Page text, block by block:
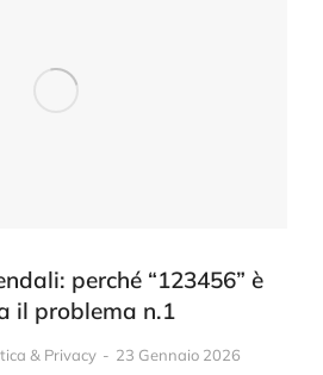
perché “123456” è
il problema n.1
& Privacy 23 Gennaio 2026